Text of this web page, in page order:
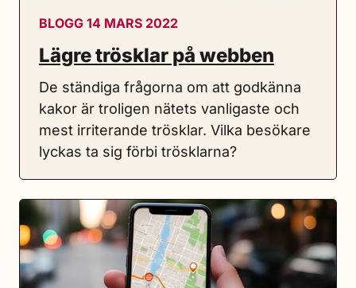
BLOGG 14 MARS 2022
Lägre trösklar på webben
De ständiga frågorna om att godkänna
kakor är troligen nätets vanligaste och
mest irriterande trösklar. Vilka besökare
lyckas ta sig förbi trösklarna?